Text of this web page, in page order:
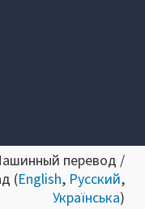
перевод /
(English, Русский,
Українська)